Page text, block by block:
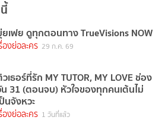
เฟย ดูทุกตอนทาง TrueVisions NOW
องย่อละคร 29 ก.ค. 69
เธอร์ที่รัก MY TUTOR, MY LOVE ช่อง
31 (ตอนจบ) หัวใจของทุกคนเต้นไม่
นจังหวะ
องย่อละคร 1 วันที่แล้ว